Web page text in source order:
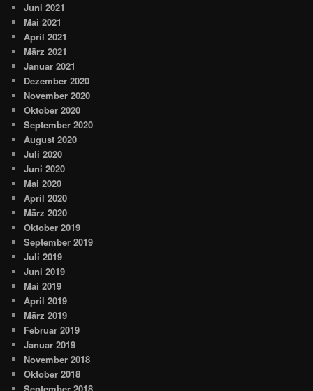
Juni 2021
Mai 2021
April 2021
März 2021
Januar 2021
Dezember 2020
November 2020
Oktober 2020
September 2020
August 2020
Juli 2020
Juni 2020
Mai 2020
April 2020
März 2020
Oktober 2019
September 2019
Juli 2019
Juni 2019
Mai 2019
April 2019
März 2019
Februar 2019
Januar 2019
November 2018
Oktober 2018